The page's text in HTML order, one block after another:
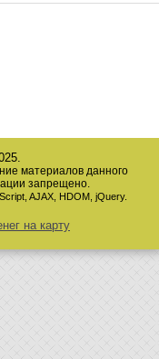
материалов данного
запрещено.
AJAX, HDOM, jQuery.
на карту